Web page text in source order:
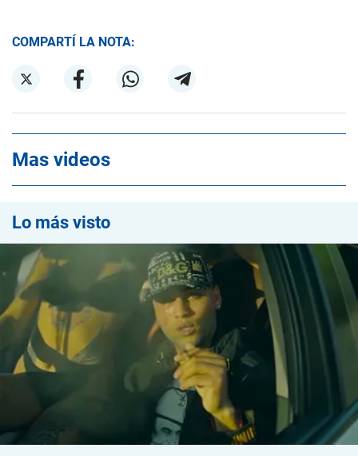
COMPARTÍ LA NOTA:
Mas videos
Lo más visto